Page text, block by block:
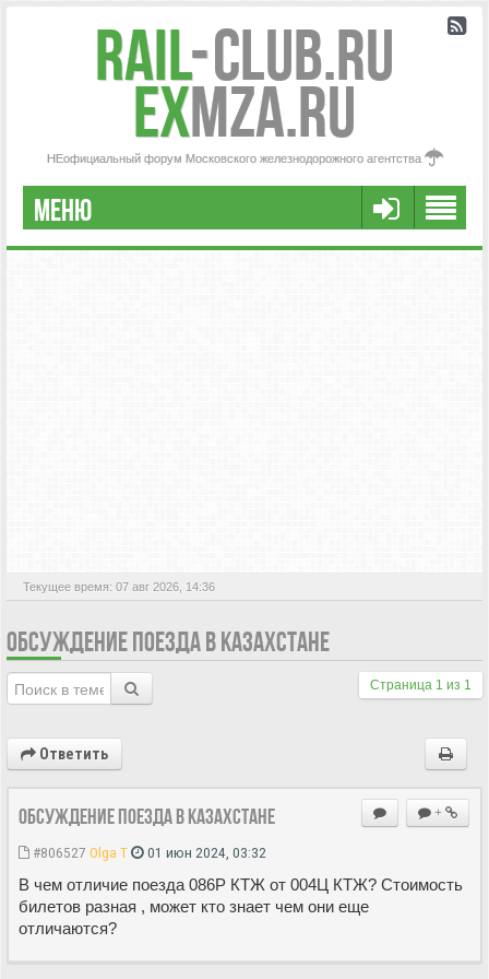
Rail-Club.RU
exMZA.RU
НЕофициальный форум Московского железнодорожного агентства
МЕНЮ
РЕГИСТРАЦИЯ
Текущее время: 07 авг 2026, 14:36
ОБСУЖДЕНИЕ ПОЕЗДА В КАЗАХСТАНЕ
Страница 1 из 1
Ответить
+
Обсуждение поезда в Казахстане
#806527 Olga T 01 июн 2024, 03:32
В чем отличие поезда 086Р КТЖ от 004Ц КТЖ? Стоимость
билетов разная , может кто знает чем они еще
отличаются?